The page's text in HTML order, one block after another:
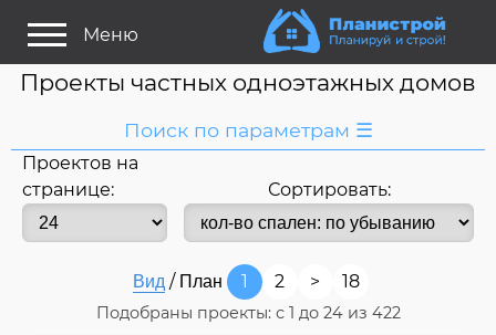
Меню
Проекты частных одноэтажных домов
Поиск по параметрам ☰
Я ищу:
Дом
Название
Строитель/Архитектор
Стиль проекта
Проектов на
странице:
Сортировать:
Вид / План 1 2 > 18
Подобраны проекты: с 1 до 24из 422